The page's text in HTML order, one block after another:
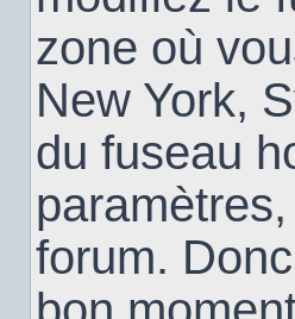
zone où
New York,
du fuseau
forum.